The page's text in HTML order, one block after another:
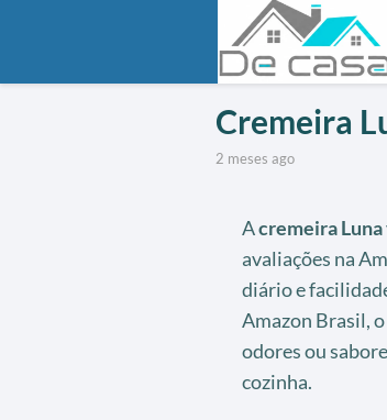
Cremeira
2 meses ago
Acremeira
avaliações na
diário e
Amazon Brasil,
odores ou
cozinha.